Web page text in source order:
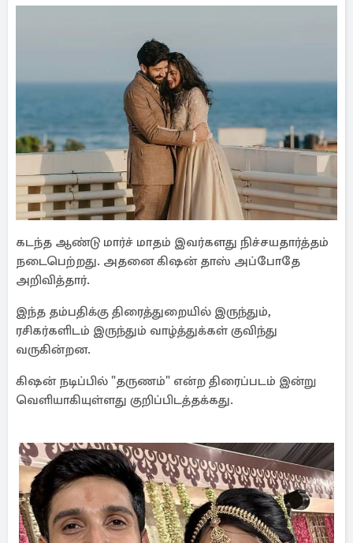
கடந்த ஆண்டு மார்ச் மாதம் இவர்களது நிச்சயதார்த்தம்
நடைபெற்றது. அதனை கிஷன் தாஸ் அப்போதே
அறிவித்தார்.
இந்த தம்பதிக்கு திரைத்துறையில் இருந்தும்,
ரசிகர்களிடம் இருந்தும் வாழ்த்துக்கள் குவிந்து
வருகின்றன.
கிஷன் நடிப்பில் "தருணம்" என்ற திரைப்படம் இன்று
வெளியாகியுள்ளது குறிப்பிடத்தக்கது.